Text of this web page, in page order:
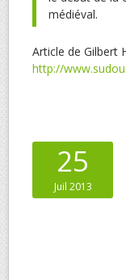
médiéval.
Article de Gilbert
http://
25
Juil 2013